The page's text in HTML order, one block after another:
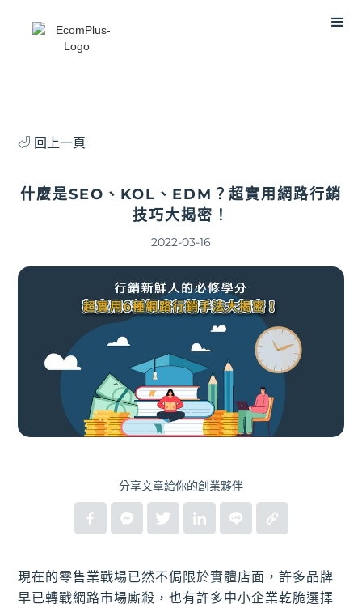
⏎ 回上一頁
什麼是SEO、KOL、EDM？超實用網路行銷
技巧大揭密！
2022-03-16
分享文章給你的創業夥伴
現在的零售業戰場已然不侷限於實體店面，許多品牌
早已轉戰網路市場廝殺，也有許多中小企業乾脆選擇